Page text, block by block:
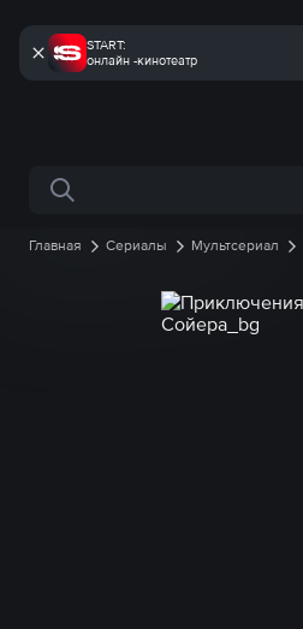
START:
онлайн -кинотеатр
Поиск по сайту
Главная Сериалы Мультсериал